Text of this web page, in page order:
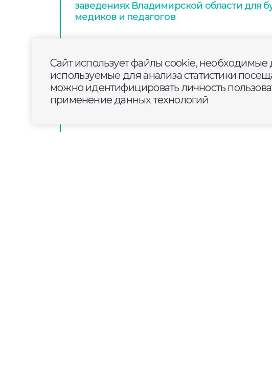
заведениях Владимирской области для
медиков и педагогов
В южной части Покрова сейчас идет
благоустройство
Сайт использует файлы cookie,
используемые для анализа статистики
можно идентифицировать личность
применение данных технологий